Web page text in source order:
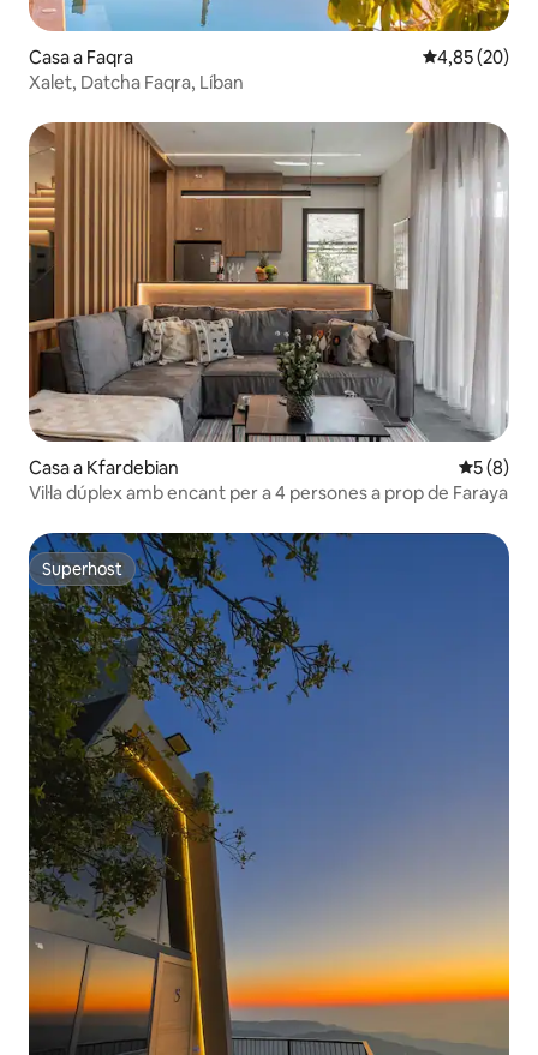
Casa a Faqra 4,85 de
4,85 (20)
Xalet, Datcha Faqra, Líban
Casa a Kfardebian 5 de
5 (8)
Vil·la dúplex amb encant per a 4 persones a prop de Faraya
Superhost
Superhost